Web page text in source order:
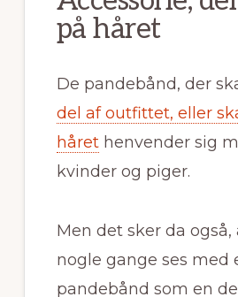
på håret
De pandebånd, der
del af outfittet, eller
hårethenvender sig
kvinder og piger.
Men det sker da
nogle gange ses med
pandebånd som en